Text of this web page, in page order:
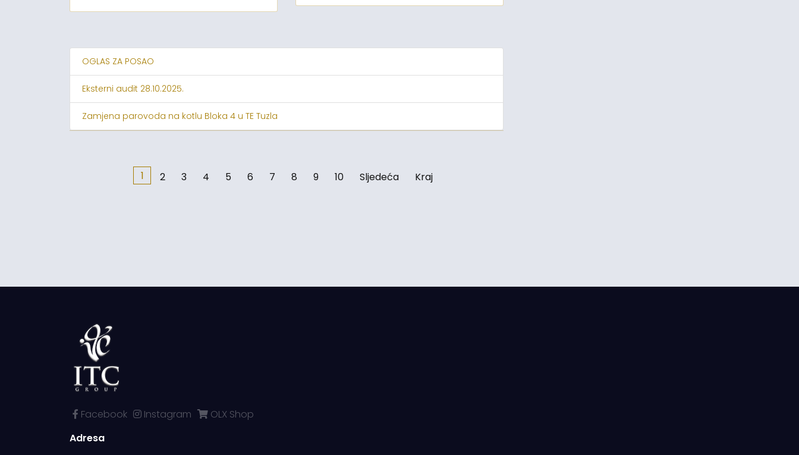
OGLAS ZA POSAO
Eksterni audit 28.10.2025.
Zamjena parovoda na kotlu Bloka 4 u TE Tuzla
1 2 3 4 5 6 7 8 9 10 Sljedeća Kraj
Facebook Instagram
OLX Shop
Adresa